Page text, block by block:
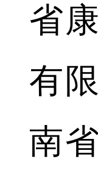
省
有
南